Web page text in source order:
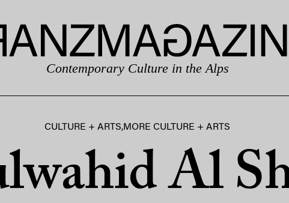
Contemporary Culture in the Alps
CULTURE + ARTS,MORE CULTURE + ARTS
Al